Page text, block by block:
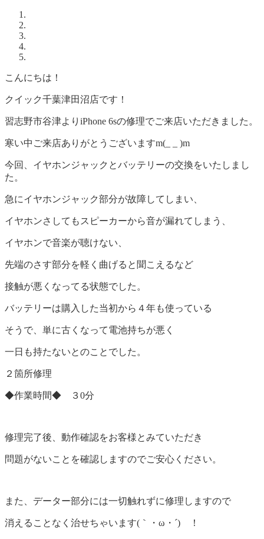
こんにちは！
クイック千葉津田沼店です！
習志野市谷津よりiPhone 6sの修理でご来店いただきました。
寒い中ご来店ありがとうございますm(_ _ )m
今回、イヤホンジャックとバッテリーの交換をいたしまし
た。
急にイヤホンジャック部分が故障してしまい、
イヤホンさしてもスピーカーから音が漏れてしまう、
イヤホンで音楽が聴けない、
先端のさす部分を軽く曲げると聞こえるなど
接触が悪くなってる状態でした。
バッテリーは購入した当初から４年も使っている
そうで、単に古くなって電池持ちが悪く
一日も持たないとのことでした。
２箇所修理
◆作業時間◆ ３0分
修理完了後、動作確認をお客様とみていただき
問題がないことを確認しますのでご安心ください。
また、データー部分には一切触れずに修理しますので
消えることなく治せちゃいます(｀・ω・´)ゞ！